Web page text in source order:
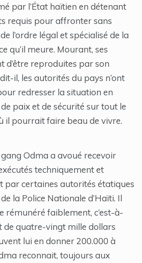
par l’État haïtien en détenant
requis pour affronter sans
l’ordre légal et spécialisé de la
qu’il meure. Mourant, ses
reproduites par son
il, les autorités du pays n’ont
redresser la situation en
paix et de sécurité sur tout le
il pourrait faire beau de vivre.
Odma a avoué recevoir
techniquement et
par certaines autorités étatiques
la Police Nationale d’Haïti. Il
rémunéré faiblement, c’est-à-
de quatre-vingt mille dollars
lui en donner 200.000 à
reconnait, toujours aux